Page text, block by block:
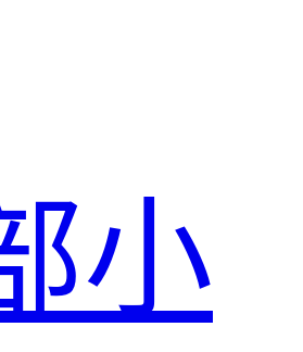
小